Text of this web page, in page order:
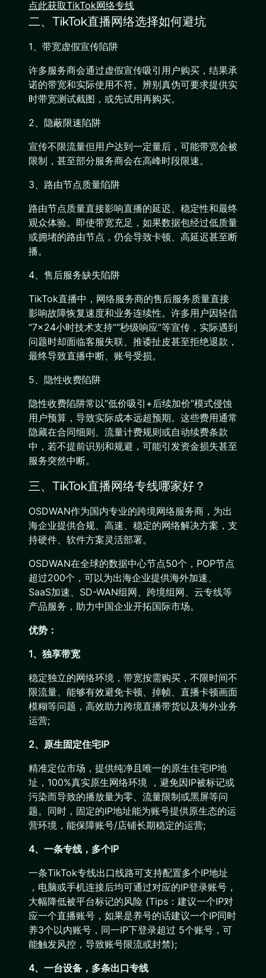
点此获取TikTok网络专线
二、TikTok直播网络选择如何避坑
1、带宽虚假宣传陷阱
许多服务商会通过虚假宣传吸引用户购买，结果承
诺的带宽和实际使用不符。辨别真伪可要求提供实
时带宽测试截图，或先试用再购买。
2、隐蔽限速陷阱
宣传不限流量但用户达到一定量后，可能带宽会被
限制，甚至部分服务商会在高峰时段限速。
3、路由节点质量陷阱
路由节点质量直接影响直播的延迟、稳定性和最终
观众体验。即使带宽充足，如果数据包经过低质量
或拥堵的路由节点，仍会导致卡顿、高延迟甚至断
播。
4、售后服务缺失陷阱
TikTok直播中，网络服务商的售后服务质量直接
影响故障恢复速度和业务连续性。许多用户因轻信
“7×24小时技术支持”“秒级响应”等宣传，实际遇到
问题时却面临客服失联、推诿扯皮甚至拒绝退款，
最终导致直播中断、账号受损。
5、隐性收费陷阱
隐性收费陷阱常以“低价吸引+后续加价”模式侵蚀
用户预算，导致实际成本远超预期。这些费用通常
隐藏在合同细则、流量计费规则或自动续费条款
中，若不提前识别和规避，可能引发资金损失甚至
服务突然中断。
三、TikTok直播网络专线哪家好？
OSDWAN作为国内专业的跨境网络服务商，为出
海企业提供合规、高速、稳定的网络解决方案，支
持硬件、软件方案灵活部署。
OSDWAN在全球的数据中心节点50个，POP节点
超过200个，可以为出海企业提供海外加速、
SaaS加速、SD-WAN组网、跨境组网、云专线等
产品服务，助力中国企业开拓国际市场。
优势：
1、独享带宽
稳定独立的网络环境，带宽按需购买，不限时间不
限流量、能够有效避免卡顿、掉帧、直播卡顿画面
模糊等问题，高效助力跨境直播带货以及海外业务
运营;
2、原生固定住宅IP
精准定位市场，提供纯净且唯一的原生住宅IP地
址，100%真实原生网络环境 ，避免因IP被标记或
污染而导致的播放量为零、流量限制或黑屏等问
题。同时，固定的IP地址能为账号提供原生态的运
营环境，能保障账号/店铺长期稳定的运营;
4、一条专线，多个IP
一条TikTok专线出口线路可支持配置多个IP地址
，电脑或手机连接后均可通过对应的IP登录账号，
大幅降低被平台标记的风险 (Tips：建议一个IP对
应一个直播账号，如果是养号的话建议一个IP同时
养3个以内账号，同一IP下登录超过 5个账号，可
能触发风控，导致账号限流或封禁);
4、一台设备，多条出口专线